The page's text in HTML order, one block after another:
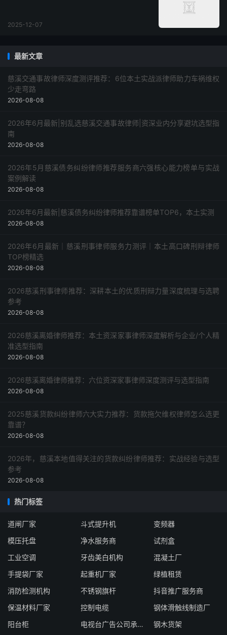
2025-12-07
最新文章
慈溪交通事故律师深度测评推荐：6位本土实战派律师助力车祸维权
少走弯路
2026-08-08
2026年6月最新|别乱选慈溪交通事故律师|资深业内分享避坑选型指
南
2026-08-08
2026年5月慈溪债务纠纷律师推荐服务商六强核心能力榜单与实战
案例解读
2026-08-08
2026年6月最新|慈溪债务纠纷律师推荐靠谱榜单TOP6，本土实测
2026-08-08
2026年6月最新｜慈溪刑事律师服务力测评｜本土高口碑刑辩律师
TOP榜精选
2026-08-08
2026慈溪刑事律师推荐：深耕本土的优质刑辩力量深度梳理与选聘
参考
2026-08-08
2026慈溪离婚律师推荐：本土资深家事律师深度解析与企业/个人精
准选型指南
2026-08-08
2026慈溪离婚律师推荐：六位资深家事律师深度测评与选型指南
2026-08-08
2025慈溪货款纠纷律师六大实力推荐：货款拖欠维权律师怎么选更
靠谱？
2026-08-08
2026年，慈溪本地值得关注的货款纠纷律师推荐：实战经验与选型
参考
2026-08-08
热门标签
道闸厂家 斗式提升机
变频器
模压托盘
净水服务商
试剂盒
工业空调
牙齿美白机构
混凝土厂
手提袋厂家
起重机厂家
绿植租赁
消防检测机构
不锈钢旗杆
抖音推广服务商
保温材料厂家
控制电缆
钢体滑触线制造厂
阳台柜
电视台广告公司承包商 钢木货架